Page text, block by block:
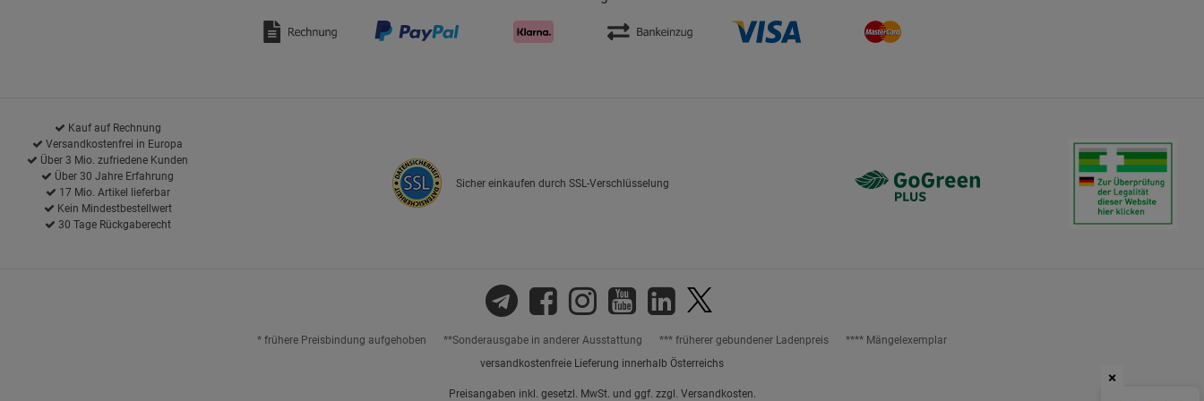
×
Kauf auf Rechnung
Versandkostenfrei in Europa
Über 3 Mio. zufriedene Kunden
Über 30 Jahre Erfahrung
17 Mio. Artikel lieferbar
Kein Mindestbestellwert
30 Tage Rückgaberecht
Sicher einkaufen durch SSL-Verschlüsselung
* frühere Preisbindung aufgehoben **Sonderausgabe in anderer Ausstattung *** früherer gebundener Ladenpreis
**** Mängelexemplar
versandkostenfreie Lieferung innerhalb Österreichs
Preisangaben inkl. gesetzl. MwSt. und ggf. zzgl. Versandkosten.